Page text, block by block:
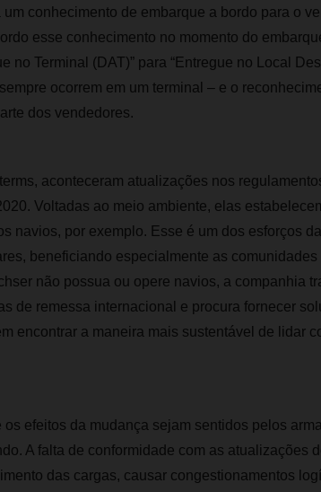
um conhecimento de embarque a bordo para o
esse conhecimento no momento do
no Terminal (DAT)” para “Entregue no Local
ocorrem em um terminal – e o
dos vendedores.
aconteceram atualizações nos
Voltadas ao meio ambiente, elas
navios, por exemplo. Esse é um dos esforços
beneficiando especialmente as
não possua ou opere navios, a companhia
de remessa internacional e procura fornecer
encontrar a maneira mais sustentável de lidar
os efeitos da mudança sejam sentidos pelos
A falta de conformidade com as atualizações
das cargas, causar congestionamentos